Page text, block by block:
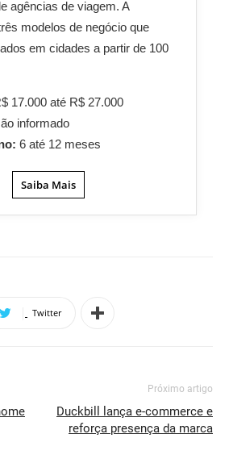
agências de viagem. A
modelos de negócio que
em cidades a partir de 100
17.000 até R$ 27.000
informado
6 até 12 meses
Saiba Mais
Twitter
Próximo artigo
Duckbill lança e-commerce e
reforça presença da marca